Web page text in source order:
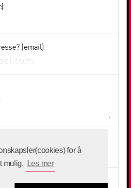
for å
mulig.
Les mer
(email)